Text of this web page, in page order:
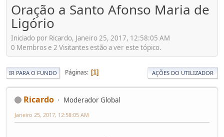
Oração a Santo Afonso Maria de
Ligório
Iniciado por Ricardo, Janeiro 25, 2017, 12:58:05 AM
0 Membros e 2 Visitantes estão a ver este tópico.
IR PARA O FUNDO Páginas 1 AÇÕES DO UTILIZADOR
Ricardo Moderador Global
Janeiro 25, 2017, 12:58:05 AM